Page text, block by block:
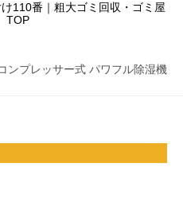
110番｜粗大ゴミ回収・ゴミ屋
TOP
ンプレッサー式 パワフル除湿機